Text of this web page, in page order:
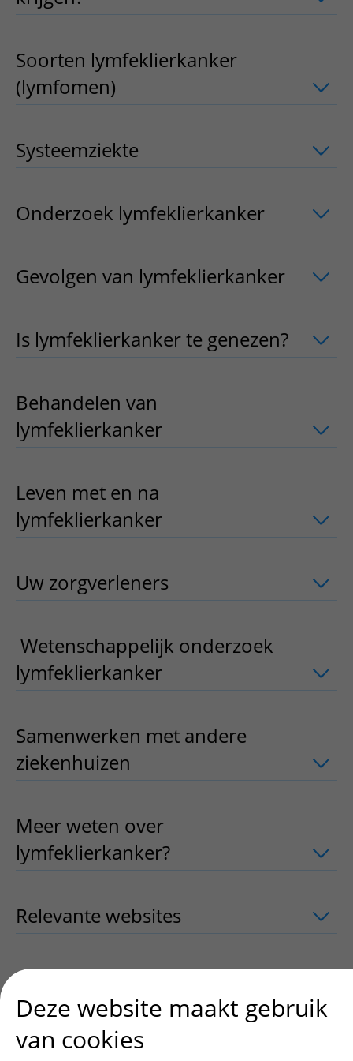
Soorten lymfeklierkanker
(lymfomen)
uitklapper, klik om te
Systeemziekte uitklapper, klik om te
Onderzoek lymfeklierkanker
Gevolgen van lymfeklierkanker
Is lymfeklierkanker te genezen?​
Behandelen van
lymfeklierkanker​
uitklapper, klik om
Leven met en na
lymfeklierkanker
uitklapper, klik om
Uw zorgverleners uitklapper, klik om
Wetenschappelijk onderzoek
lymfeklierkanker
uitklapper, klik om
Samenwerken met andere
ziekenhuizen
uitklapper, klik om te
Meer weten over
lymfeklierkanker? uitklapper, klik om
Relevante websites uitklapper, klik
Contact
Deze website maakt gebruik
van cookies